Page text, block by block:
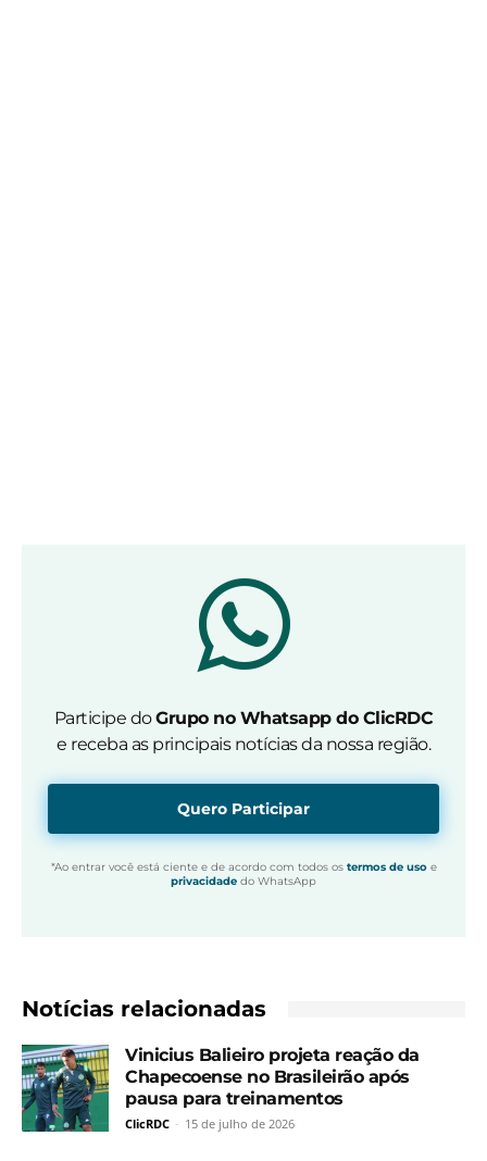
Participe doGrupo no Whatsapp do ClicRDC
e receba as principais notícias da nossa região.
Quero Participar
*Ao entrar você está ciente e de acordo com todos os termos de usoe
privacidade do WhatsApp
Notícias relacionadas
Vinicius Balieiro projeta reação da
Chapecoense no Brasileirão após
pausa para treinamentos
ClicRDC - 15 de julho de 2026